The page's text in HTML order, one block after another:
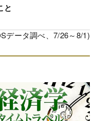
と
データ調べ、7/26～8/1)